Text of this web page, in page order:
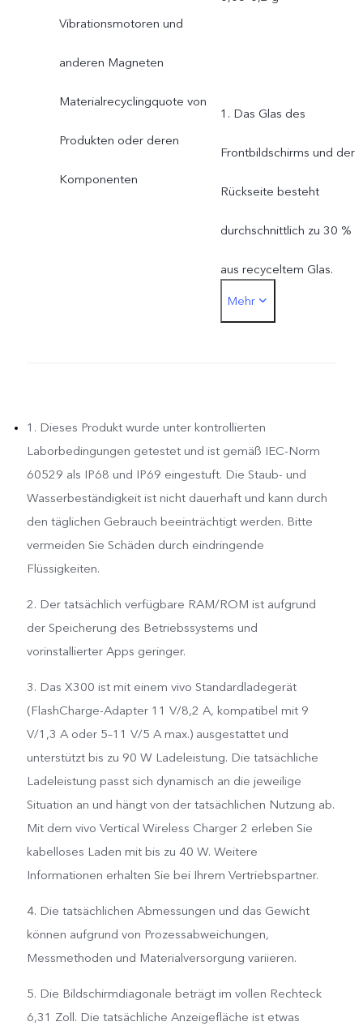
Vibrationsmotoren und
anderen Magneten
Materialrecyclingquote von
Produkten oder deren
Komponenten
1. Das Glas des
Frontbildschirms und der
Rückseite besteht
durchschnittlich zu 30 %
aus recyceltem Glas.
2. Wir verwenden 20 %
3. Die
des Produkts besteht zu
60 % aus biobasierten
Mehr
1. Dieses Produkt wurde unter kontrollierten
Laborbedingungen getestet und ist gemäß IEC-Norm
60529 als IP68 und IP69 eingestuft. Die Staub- und
Wasserbeständigkeit ist nicht dauerhaft und kann durch
den täglichen Gebrauch beeinträchtigt werden. Bitte
vermeiden Sie Schäden durch eindringende
Flüssigkeiten.
2. Der tatsächlich verfügbare RAM/ROM ist aufgrund
der Speicherung des Betriebssystems und
vorinstallierter Apps geringer.
3. Das X300 ist mit einem vivo Standardladegerät
(FlashCharge-Adapter 11 V/8,2 A, kompatibel mit 9
V/1,3 A oder 5–11 V/5 A max.) ausgestattet und
unterstützt bis zu 90 W Ladeleistung. Die tatsächliche
Ladeleistung passt sich dynamisch an die jeweilige
Situation an und hängt von der tatsächlichen Nutzung ab.
Mit dem vivo Vertical Wireless Charger 2 erleben Sie
kabelloses Laden mit bis zu 40 W. Weitere
Informationen erhalten Sie bei Ihrem Vertriebspartner.
4. Die tatsächlichen Abmessungen und das Gewicht
können aufgrund von Prozessabweichungen,
Messmethoden und Materialversorgung variieren.
5. Die Bildschirmdiagonale beträgt im vollen Rechteck
6,31 Zoll. Die tatsächliche Anzeigefläche ist etwas